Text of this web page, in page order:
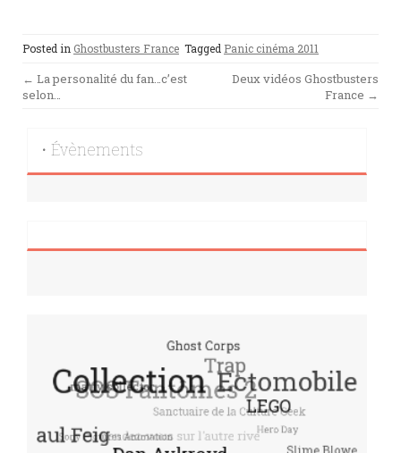
Posted in Ghostbusters France Tagged Panic cinéma 2011
Post
← La personalité du fan…c’est
selon…
Deux vidéos Ghostbusters
France →
• Évènements